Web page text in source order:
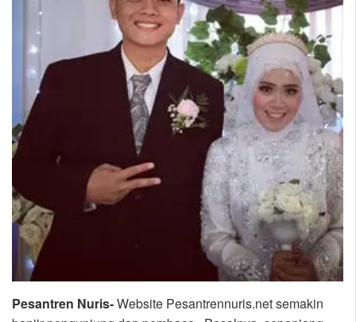
Pesantren Nuris-Website Pesantrennuris.net semakin